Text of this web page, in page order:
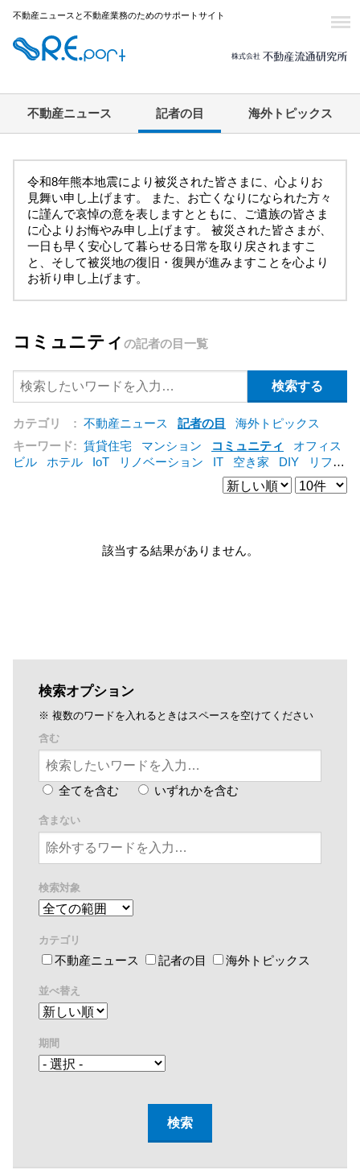
不動産ニュースと不動産業務のためのサポートサイト
不動産ニュース 記者の目 海外トピックス
令和8年熊本地震により被災された皆さまに、心よりお
見舞い申し上げます。 また、お亡くなりになられた方々
に謹んで哀悼の意を表しますとともに、ご遺族の皆さま
に心よりお悔やみ申し上げます。 被災された皆さまが、
一日も早く安心して暮らせる日常を取り戻されますこ
と、そして被災地の復旧・復興が進みますことを心より
お祈り申し上げます。
コミュニティ の記者の目一覧
カテゴリ : 不動産ニュース 記者の目
海外トピックス
キーワード: 賃貸住宅 マンション コミュニティ
オフィス
ビル
ホテル IoT リノベーション IT 空き家 DIY
リフォ
シェアリングエコノミー 集合住宅
管理会
海外 公営住宅 [+]
該当する結果がありません。
検索オプション
※ 複数のワードを入れるときはスペースを空けてください
含む
全てを含む いずれかを含む
含まない
検索対象
カテゴリ
不動産ニュース 記者の目 海外トピックス
並べ替え
期間